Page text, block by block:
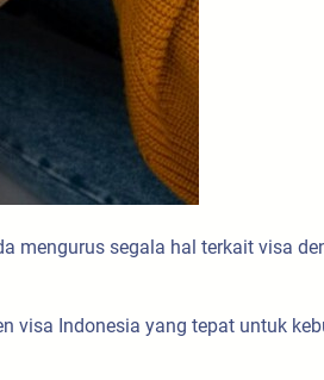
mengurus segala hal terkait visa
visa Indonesia yang tepat untuk